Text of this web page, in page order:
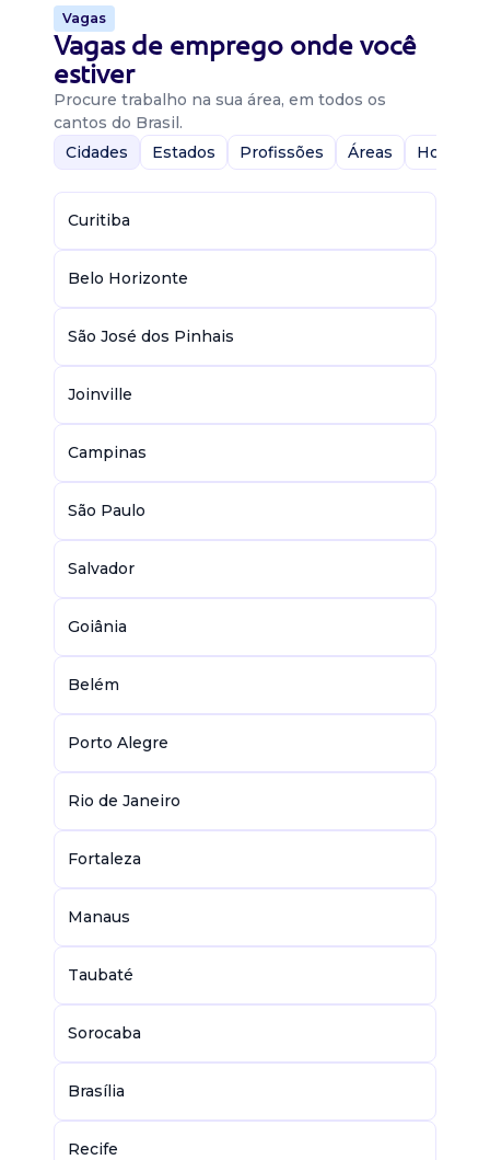
Vagas
Vagas de emprego onde você
estiver
Procure trabalho na sua área, em todos os
cantos do Brasil.
Cidades
Estados Profissões Áreas Home-
Curitiba
Belo Horizonte
São José dos Pinhais
Joinville
Campinas
São Paulo
Salvador
Goiânia
Belém
Porto Alegre
Rio de Janeiro
Fortaleza
Manaus
Taubaté
Sorocaba
Brasília
Recife